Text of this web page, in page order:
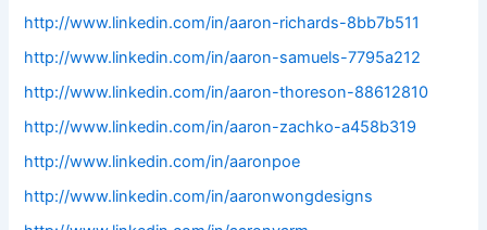
http://www.linkedin.com/in/aaron-richards-8bb7b511
http://www.linkedin.com/in/aaron-samuels-7795a212
http://www.linkedin.com/in/aaron-thoreson-88612810
http://www.linkedin.com/in/aaron-zachko-a458b319
http://www.linkedin.com/in/aaronpoe
http://www.linkedin.com/in/aaronwongdesigns